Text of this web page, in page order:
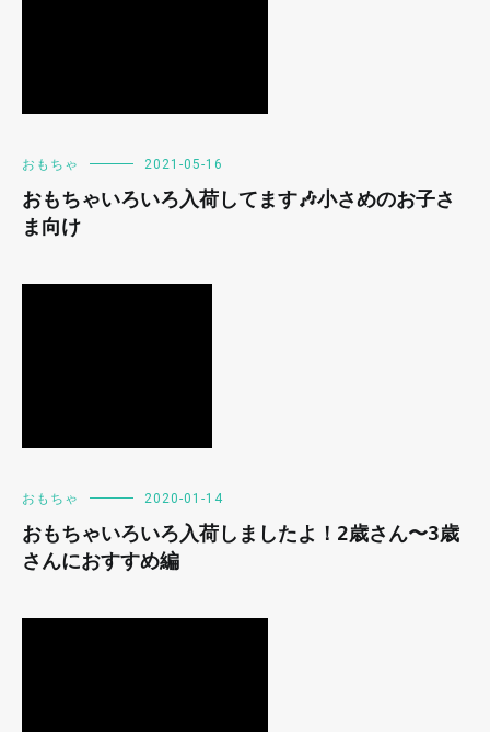
おもちゃ 2021-05-16
おもちゃいろいろ入荷してます🎶小さめのお子さ
ま向け
おもちゃ 2020-01-14
おもちゃいろいろ入荷しましたよ！2歳さん〜3歳
さんにおすすめ編